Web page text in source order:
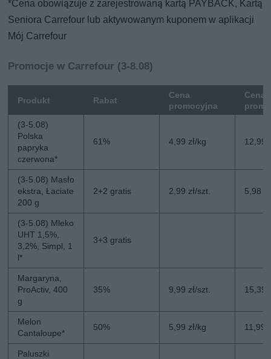
*Cena obowiązuje z zarejestrowaną kartą PAYBACK, Kartą
Seniora Carrefour lub aktywowanym kuponem w aplikacji
Mój Carrefour
Promocje w Carrefour (3-8.08)
Produkt Rabat
Cena
promocyjna
Cena
(3-5.08)
Polska
papryka
czerwona*
61% 4,99 zł/kg 12,99
(3-5.08) Masło
ekstra, Łaciate
200 g
2+2 gratis 2,99 zł/szt. 5,98
(3-5.08) Mleko
UHT 1,5%,
3,2%, Simpl, 1
l*
3+3 gratis
Margaryna,
ProActiv, 400
g
35% 9,99 zł/szt. 15,39
Melon
Cantaloupe*
50% 5,99 zł/kg 11,99
Paluszki